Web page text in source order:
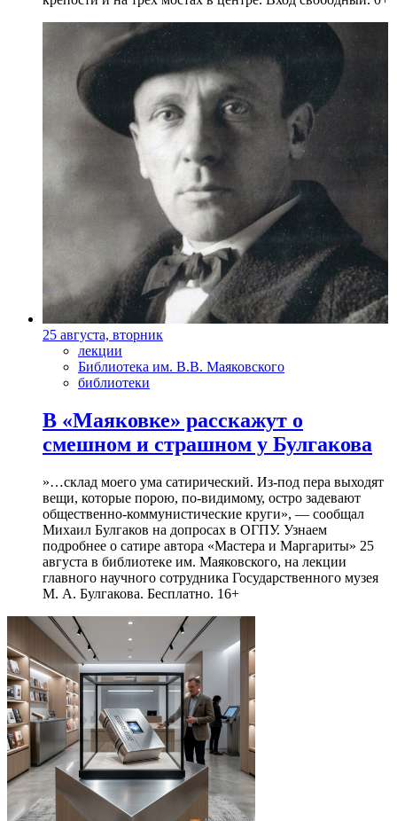
25 августа, вторник
лекции
Библиотека им. В.В. Маяковского
библиотеки
В «Маяковке» расскажут о
смешном и страшном у Булгакова
»…склад моего ума сатирический. Из-под пера выходят
вещи, которые порою, по-видимому, остро задевают
общественно-коммунистические круги», — сообщал
Михаил Булгаков на допросах в ОГПУ. Узнаем
подробнее о сатире автора «Мастера и Маргариты» 25
августа в библиотеке им. Маяковского, на лекции
главного научного сотрудника Государственного музея
М. А. Булгакова. Бесплатно. 16+